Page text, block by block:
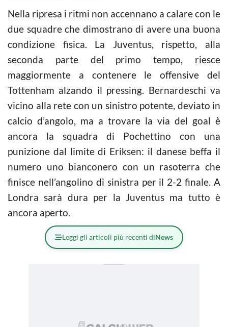
Nella ripresa i ritmi non accennano a calare con le
due squadre che dimostrano di avere una buona
condizione fisica. La Juventus, rispetto, alla
seconda parte del primo tempo, riesce
maggiormente a contenere le offensive del
Tottenham alzando il pressing. Bernardeschi va
vicino alla rete con un sinistro potente, deviato in
calcio d’angolo, ma a trovare la via del goal è
ancora la squadra di Pochettino con una
punizione dal limite di Eriksen: il danese beffa il
numero uno bianconero con un rasoterra che
finisce nell’angolino di sinistra per il 2-2 finale. A
Londra sarà dura per la Juventus ma tutto è
ancora aperto.
Leggi gli articoli più recenti diNews